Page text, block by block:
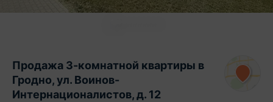
Продажа 3-комнатной квартиры в
Гродно, ул. Воинов-
Интернационалистов, д. 12